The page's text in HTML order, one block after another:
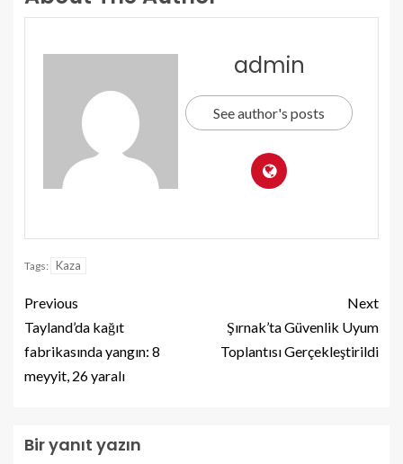
admin
See author's posts
Tags: Kaza
Previous
Tayland’da kağıt
fabrikasında yangın: 8
meyyit, 26 yaralı
Next
Şırnak’ta Güvenlik Uyum
Toplantısı Gerçekleştirildi
Bir yanıt yazın